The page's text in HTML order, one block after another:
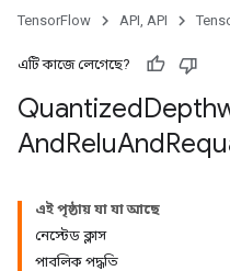
TensorFlow API, API
এটি কাজে লেগেছে?
Quantized
AndReluAnd
এই পৃষ্ঠায় যা যা আছে
নেস্টেড ক্লাস
পাবলিক পদ্ধতি